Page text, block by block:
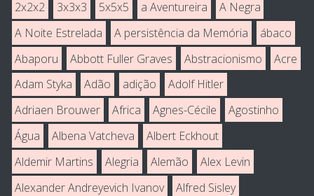
2x2x2 3x3x3 5x5x5 a Aventureira
A Negra
A Noite Estrelada
A persistência da Memória
ábaco
Abaporu
Abbott Fuller Graves Abstracionismo
Acre
Adam Styka
Adão adição
Adolf Hitler
Adriaen Brouwer
Africa Agnes-Cécile
Agostinho
Água
Albena Vatcheva
Albert Eckhout
Aldemir Martins
Alegria Alemão
Alex Levin
Alexander Andreyevich Ivanov
Alfred Sisley